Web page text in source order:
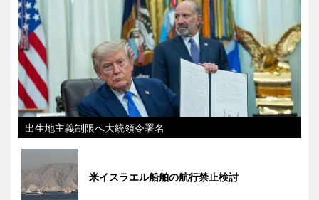
出生地主義制限へ大統領令署名
米イスラエル船舶の航行禁止検討